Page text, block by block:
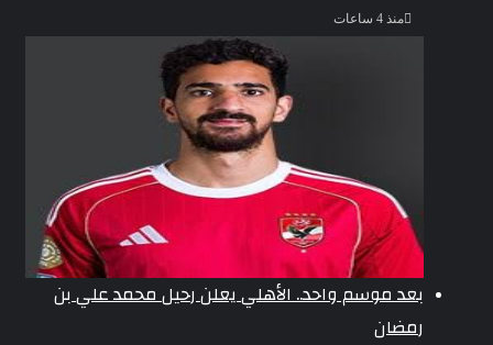
منذ 4 ساعات
بعد موسم واحد.. الأهلي يعلن رحيل محمد علي بن
رمضان